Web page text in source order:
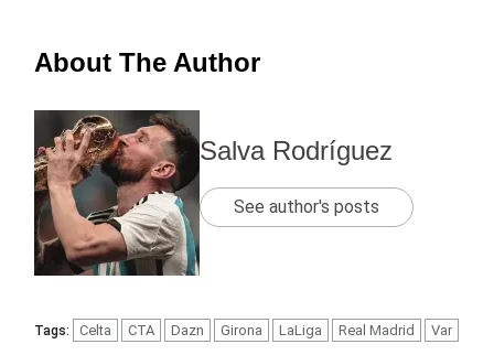
About The Author
Salva Rodríguez
See author's posts
Tags: Celta CTA Dazn Girona LaLiga Real Madrid Var